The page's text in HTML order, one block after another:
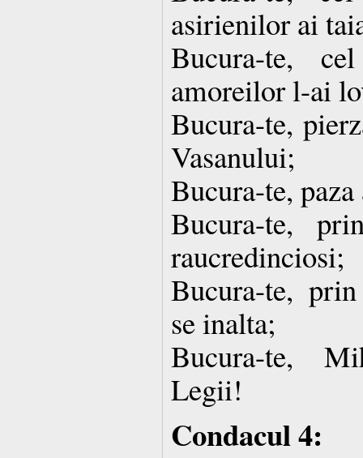
asirienilor ai
Bucura-te,
amoreilor l-ai
Bucura-te,
Vasanului;
Bucura-te,
Bucura-te,
raucredinciosi;
Bucura-te,
se inalta;
Bucura-te,
Legii!
Condacul 4: